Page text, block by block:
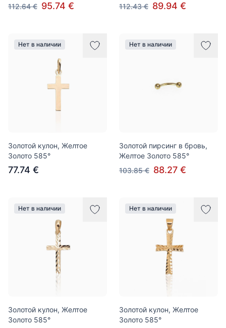
112.64 € 95.74 €
112.43 € 89.94 €
Нет в наличии
Золотой кулон, Желтое
Золото 585°
77.74 €
Нет в наличии
Золотой пирсинг в бровь,
Желтое Золото 585°
103.85 € 88.27 €
Нет в наличии
Золотой кулон, Желтое
Золото 585°
Нет в наличии
Золотой кулон, Желтое
Золото 585°